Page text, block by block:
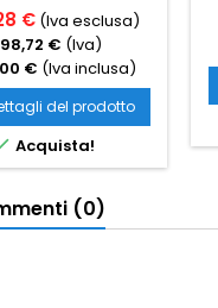
€ (Iva esclusa)
€ (Iva)
€ (Iva inclusa)
del prodotto
Acquista!
(0)